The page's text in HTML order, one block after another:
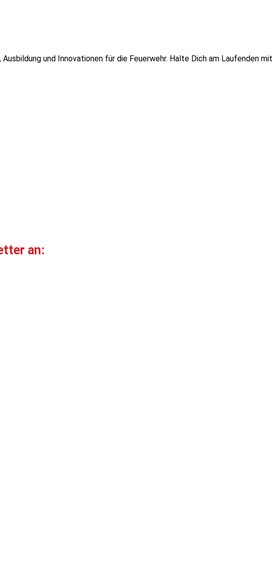
und Innovationen für die Feuerwehr. Halte Dich am Laufenden
an: